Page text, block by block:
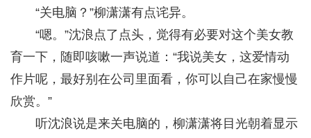
“关电脑？”柳潇潇有点诧异。
“嗯。”沈浪点了点头，觉得有必要对这个美女教
育一下，随即咳嗽一声说道：“我说美女，这爱情动
作片呢，最好别在公司里面看，你可以自己在家慢慢
欣赏。”
听沈浪说是来关电脑的，柳潇潇将目光朝着显示